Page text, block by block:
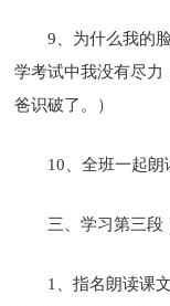
9、为什么我的
学考试中我没有尽力
爸识破了。）
10、全班一起朗
三、学习第三段
1、指名朗读课